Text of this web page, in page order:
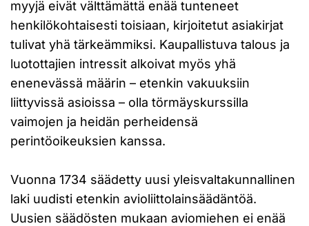
myyjä eivät välttämättä enää tunteneet
henkilökohtaisesti toisiaan, kirjoitetut asiakirjat
tulivat yhä tärkeämmiksi. Kaupallistuva talous ja
luotottajien intressit alkoivat myös yhä
enenevässä määrin – etenkin vakuuksiin
liittyvissä asioissa – olla törmäyskurssilla
vaimojen ja heidän perheidensä
perintöoikeuksien kanssa.
Vuonna 1734 säädetty uusi yleisvaltakunnallinen
laki uudisti etenkin avioliittolainsäädäntöä.
Uusien säädösten mukaan aviomiehen ei enää